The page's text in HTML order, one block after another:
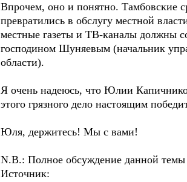
Впрочем, оно и понятно. Тамбовские
превратились в обслугу местной
местные газеты и ТВ-каналы должны
господином Шуняевым (начальник
области).
Я очень надеюсь, что Юлии
этого грязного дело настоящим
Юля, держитесь! Мы с вами!
N.B.: Полное обсуждение данной
Источник: